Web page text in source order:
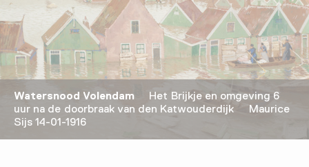
Watersnood Volendam Het Brijkje en omgeving 6
uur na de doorbraak van den Katwouderdijk Maurice
Sijs 14-01-1916